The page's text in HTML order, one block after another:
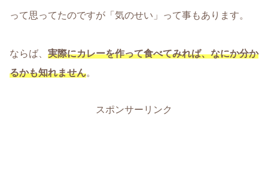
って思ってたのですが「気のせい」って事もあります。
ならば、 実際にカレーを作って食べてみれば、なにか分か
るかも知れません。
スポンサーリンク